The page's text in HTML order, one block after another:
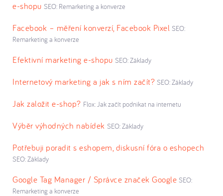
e-shopu SEO: Remarketing a konverze
Facebook – měření konverzí, Facebook Pixel SEO:
Remarketing a konverze
Efektivní marketing e-shopu SEO: Základy
Internetový marketing a jak s ním začít? SEO: Základy
Jak založit e-shop? Flox: Jak začít podnikat na internetu
Výběr výhodných nabídek SEO: Základy
Potřebuji poradit s eshopem, diskusní fóra o eshopech
SEO: Základy
Google Tag Manager / Správce značek Google SEO:
Remarketing a konverze